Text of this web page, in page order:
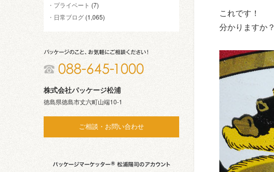
プライベート (7)
日常ブログ (1,065)
株式会社パッケージ松浦
徳島県徳島市丈六町山端10-1
ご相談・お問い合わせ
これです！
分かりますか？